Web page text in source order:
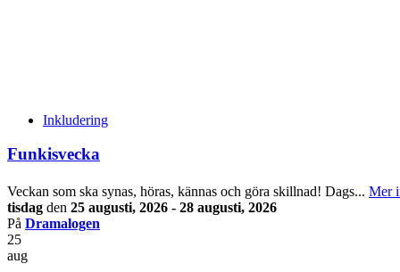
Inkludering
Funkisvecka
Veckan som ska synas, höras, kännas och göra skillnad! Dags... Mer
tisdag den 25 augusti, 2026 - 28 augusti, 2026
På Dramalogen
25
aug